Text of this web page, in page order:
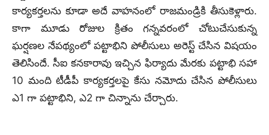
కార్యకర్తలను కూడా అదే వాహనంలో రాజమండ్రికి తీసుకెళ్లారు.
కాగా మూడు రోజుల క్రితం గన్నవరంలో చోటుచేసుకున్న
ఘర్షణల నేపథ్యంలో పట్టాభిని పోలీసులు అరెస్ట్ చేసిన విషయం
తెలిసిందే. సీఐ కనకారావు ఇచ్చిన ఫిర్యాదు మేరకు పట్టాభి సహా
10 మంది టీడీపీ కార్యకర్తలపై కేసు నమోదు చేసిన పోలీసులు
ఎ1 గా పట్టాభిని, ఎ2 గా చిన్నాను చేర్చారు.